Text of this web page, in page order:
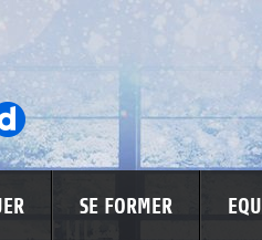
SE FORMER